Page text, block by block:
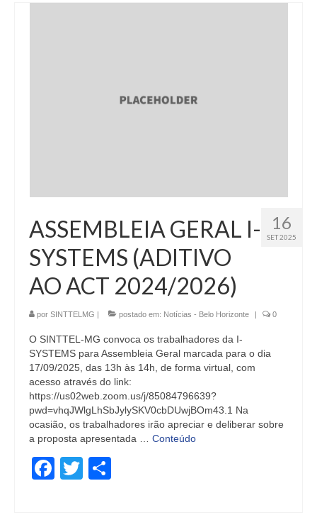
16
SET 2025
ASSEMBLEIA GERAL I-
SYSTEMS (ADITIVO
AO ACT 2024/2026)
por SINTTELMG | postado em: Notícias - Belo Horizonte | 0
O SINTTEL-MG convoca os trabalhadores da I-
SYSTEMS para Assembleia Geral marcada para o dia
17/09/2025, das 13h às 14h, de forma virtual, com
acesso através do link:
https://us02web.zoom.us/j/85084796639?
pwd=vhqJWlgLhSbJylySKV0cbDUwjBOm43.1 Na
ocasião, os trabalhadores irão apreciar e deliberar sobre
a proposta apresentada … Conteúdo
Facebook
Twitter